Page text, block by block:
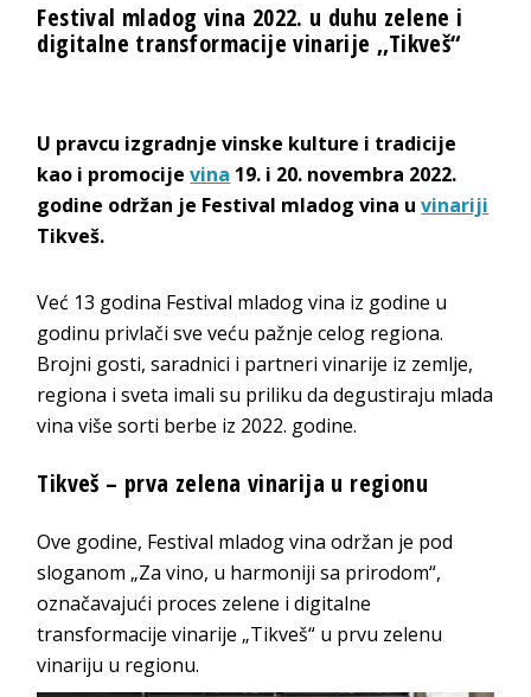
Festival mladog vina 2022. u duhu zelene i
digitalne transformacije vinarije ,,Tikveš“
U pravcu izgradnje vinske kulture i tradicije
kao i promocijevina 19. i 20. novembra 2022.
godine održan je Festival mladog vina uvinariji
Tikveš.
Već 13 godina Festival mladog vina iz godine u
godinu privlači sve veću pažnje celog regiona.
Brojni gosti, saradnici i partneri vinarije iz zemlje,
regiona i sveta imali su priliku da degustiraju mlada
vina više sorti berbe iz 2022. godine.
Tikveš – prva zelena vinarija u regionu
Ove godine, Festival mladog vina održan je pod
sloganom „Za vino, u harmoniji sa prirodom“,
označavajući proces zelene i digitalne
transformacije vinarije „Tikveš“ u prvu zelenu
vinariju u regionu.